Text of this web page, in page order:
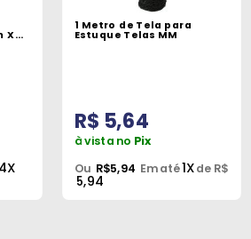
X
4X
1 Metro de Tela para
Estuque Telas MM
R$ 5,64
à vista no Pix
Ou R$5,94 Em até1Xde R$
5,94